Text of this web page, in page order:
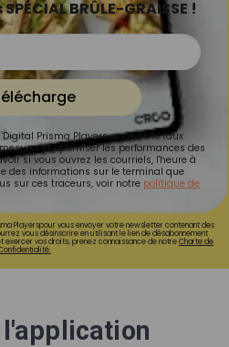
BRÛLE-GRAISSE !
Prisma Players analyse le taux
et optimiser les performances des
si vous ouvrez les courriels, l'heure à
des informations sur le terminal que
sur ces traceurs, voir notre politique de
Playerspour vous envoyer votre newsletter contenant des
vous désinscrire en utilisant le lien de désabonnement
exercer vos droits, prenez connaissance de notreCharte de